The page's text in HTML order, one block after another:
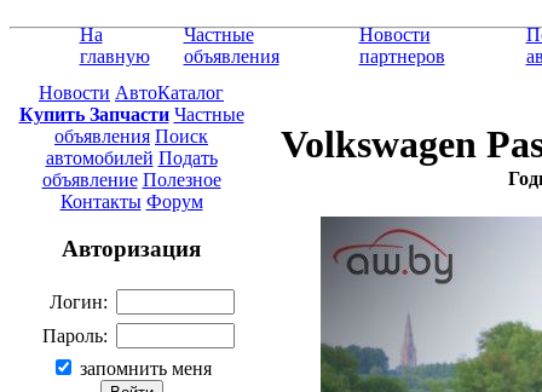
На
главную
Частные
объявления
Новости
партнеров
Новости АвтоКаталог
Купить Запчасти Частные
объявления Поиск
автомобилей Подать
объявление Полезное
Контакты Форум
Авторизация
Логин:
Пароль:
запомнить меня
Volkswagen